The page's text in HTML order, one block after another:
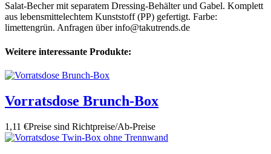
Salat-Becher mit separatem Dressing-Behälter und Gabel. Komplett
aus lebensmittelechtem Kunststoff (PP) gefertigt. Farbe:
limettengrün. Anfragen über info@takutrends.de
Weitere interessante Produkte:
Vorratsdose Brunch-Box
1,11 €Preise sind Richtpreise/Ab-Preise